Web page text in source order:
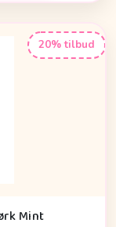
20% tilbud
Mint